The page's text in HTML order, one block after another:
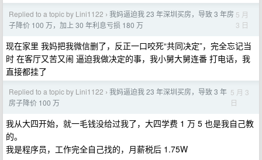
Replied to a topic by Lini1122 › 我妈逼迫我 23 年深圳买房，导致 3 年房
子降价 100 万，加上 30 年利息亏损 180 万
5 月
3 日
现在家里 我妈把我微信删了，反正一口咬死“共同决定”，完全忘记当
时 在客厅又苦又闹 逼迫我做决定的事，我小舅大舅连番 打电话，我
直接都挂了
Replied to a topic by Lini1122 › 我妈逼迫我 23 年深圳买房，导致 3 年
房子降价 100 万
5 月 3
日
我从大四开始，就一毛钱没给过我了，大四学费 1 万 5 也是我自己教
的。
我是程序员，工作完全自己找的，月薪税后 1.75W